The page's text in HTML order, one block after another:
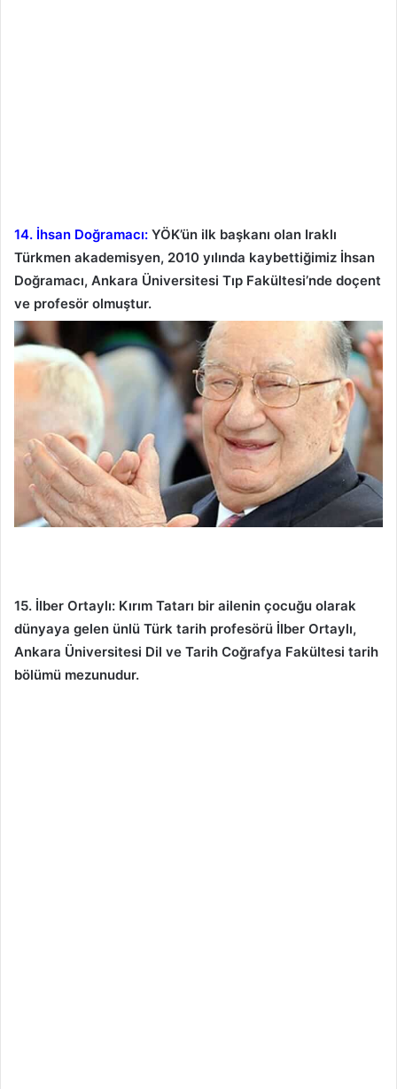
14. İhsan Doğramacı: YÖK’ün ilk başkanı olan Iraklı
Türkmen akademisyen, 2010 yılında kaybettiğimiz İhsan
Doğramacı, Ankara Üniversitesi Tıp Fakültesi’nde doçent
ve profesör olmuştur.
15. İlber Ortaylı: Kırım Tatarı bir ailenin çocuğu olarak
dünyaya gelen ünlü Türk tarih profesörü İlber Ortaylı,
Ankara Üniversitesi Dil ve Tarih Coğrafya Fakültesi tarih
bölümü mezunudur.